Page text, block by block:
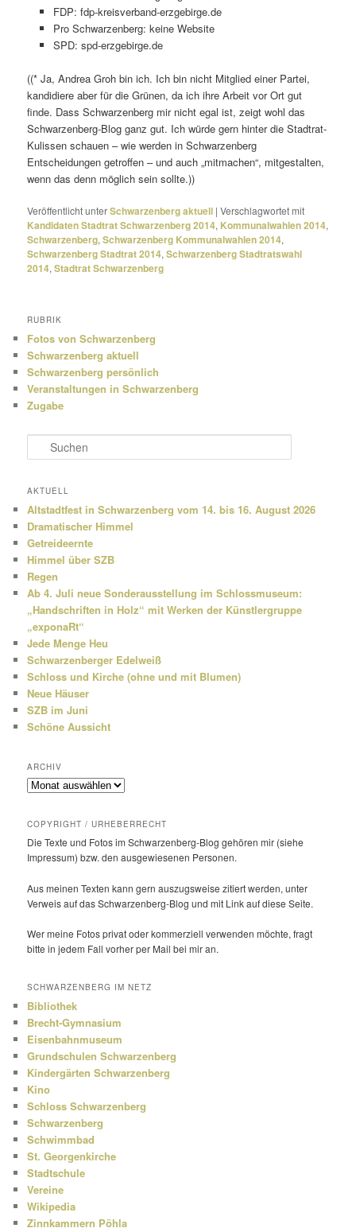
FDP: fdp-kreisverband-erzgebirge.de
Pro Schwarzenberg: keine Website
SPD: spd-erzgebirge.de
((* Ja, Andrea Groh bin ich. Ich bin nicht Mitglied einer Partei,
kandi­diere aber für die Grünen, da ich ihre Arbeit vor Ort gut
finde. Dass Schwarzenberg mir nicht egal ist, zeigt wohl das
Schwarzenberg-Blog ganz gut. Ich würde gern hinter die Stadtrat-
Kulissen schauen – wie werden in Schwarzenberg
Entscheidungen getroffen – und auch „mitma­chen“, mitge­stalten,
wenn das denn möglich sein sollte.))
Veröffentlicht unterSchwarzenberg aktuell |Verschlagwortet mit
Kandidaten Stadtrat Schwarzenberg 2014, Kommunalwahlen 2014,
Schwarzenberg,Schwarzenberg Kommunalwahlen 2014,
Schwarzenberg Stadtrat 2014,Schwarzenberg Stadtratswahl
2014,Stadtrat Schwarzenberg
RUBRIK
Fotos von Schwarzenberg
Schwarzenberg aktuell
Schwarzenberg persönlich
Veranstaltungen in Schwarzenberg
Zugabe
u
h
n
AKTUELL
Altstadtfest in Schwarzenberg vom 14. bis 16. August 2026
Dramatischer Himmel
Getreideernte
Himmel über SZB
Regen
Ab 4. Juli neue Sonderausstellung im Schlossmuseum:
„Handschriften in Holz“ mit Werken der Künstlergruppe
„exponaRt“
Jede Menge Heu
Schwarzenberger Edelweiß
Schloss und Kirche (ohne und mit Blumen)
Neue Häuser
SZB im Juni
Schöne Aussicht
ARCHIV
Archiv
COPYRIGHT / URHEBERRECHT
Die Texte und Fotos im Schwarzenberg-Blog gehören mir (siehe
Impressum) bzw. den ausge­wie­senen Personen.
Aus meinen Texten kann gern auszugs­weise zitiert werden, unter
Verweis auf das Schwarzenberg-Blog und mit Link auf diese Seite.
Wer meine Fotos privat oder kommer­ziell verwenden möchte, fragt
bitte in jedem Fall vorher per Mail bei mir an.
SCHWARZENBERG IM NETZ
Bibliothek
Brecht-Gymnasium
Eisenbahnmuseum
Grundschulen Schwarzenberg
Kindergärten Schwarzenberg
Kino
Schloss Schwarzenberg
Schwarzenberg
Schwimmbad
St. Georgenkirche
Stadtschule
Vereine
Wikipedia
Zinnkammern Pöhla